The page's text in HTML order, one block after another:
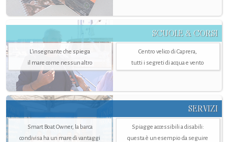
SCUOLE & CORSI
L'insegnante che spiega
il mare come nessun altro
Centro velico di Caprera,
tutti i segreti di acqua e vento
SERVIZI
Smart Boat Owner, la barca
condivisa ha un mare di vantaggi
Spiagge accessibili a disabili:
questa è un esempio da seguire